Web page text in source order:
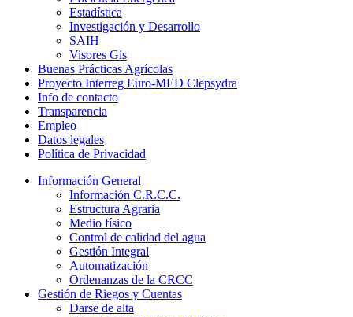
Estadística
Investigación y Desarrollo
SAIH
Visores Gis
Buenas Prácticas Agrícolas
Proyecto Interreg Euro-MED Clepsydra
Info de contacto
Transparencia
Empleo
Datos legales
Política de Privacidad
Información General
Información C.R.C.C.
Estructura Agraria
Medio físico
Control de calidad del agua
Gestión Integral
Automatización
Ordenanzas de la CRCC
Gestión de Riegos y Cuentas
Darse de alta